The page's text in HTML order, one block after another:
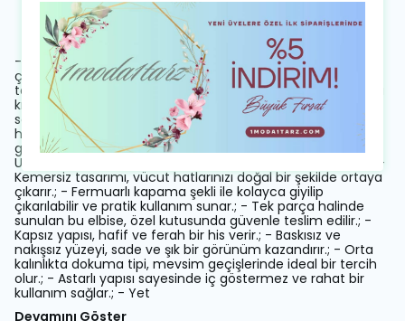
- Zarif fırfır detayları ve göz alıcı zincir işlemeleriyle dikkat
çeken, özel tasarım midi elbise.; - Dik yaka ve standart kol
tasarımıyla klasik ve şık bir görünüm sunar.; - Yüksek kaliteli
krep kumaşı, hem konforlu hem de dayanıklı bir kullanım
sağlar.; - Düz deseni sayesinde kolayca kombinlenebilir ve
her ortamda şıklığınızı korumanızı sağlar.; - Düğün ve nikah
gibi özel günlerde tercih edebileceğiniz zarif bir seçimdir.; -
Uzun kollu tasarımı ile tüm sezonlarda rahatlıkla giyilebilir.; -
Kemersiz tasarımı, vücut hatlarınızı doğal bir şekilde ortaya
çıkarır.; - Fermuarlı kapama şekli ile kolayca giyilip
çıkarılabilir ve pratik kullanım sunar.; - Tek parça halinde
sunulan bu elbise, özel kutusunda güvenle teslim edilir.; -
Kapsız yapısı, hafif ve ferah bir his verir.; - Baskısız ve
nakışsız yüzeyi, sade ve şık bir görünüm kazandırır.; - Orta
kalınlıkta dokuma tipi, mevsim geçişlerinde ideal bir tercih
olur.; - Astarlı yapısı sayesinde iç göstermez ve rahat bir
kullanım sağlar.; - Yet
Devamını Göster